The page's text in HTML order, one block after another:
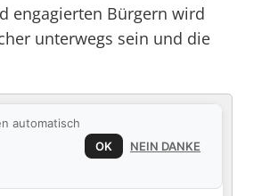
engagierten Bürgern wird
unterwegs sein und die
automatisch
OK NEIN DANKE